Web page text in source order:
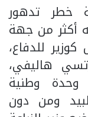
خطر تدهور
أكثر من جهة
للدفاع،
هاليفي،
وطنية
ومن دون